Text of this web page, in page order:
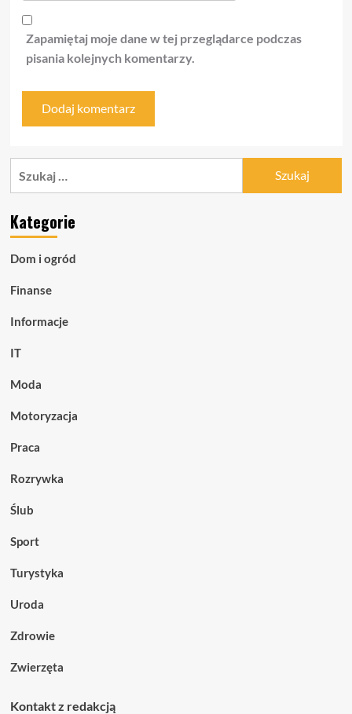
Zapamiętaj moje dane w tej przeglądarce podczas
pisania kolejnych komentarzy.
Kategorie
Dom i ogród
Finanse
Informacje
IT
Moda
Motoryzacja
Praca
Rozrywka
Ślub
Sport
Turystyka
Uroda
Zdrowie
Zwierzęta
Kontakt z redakcją